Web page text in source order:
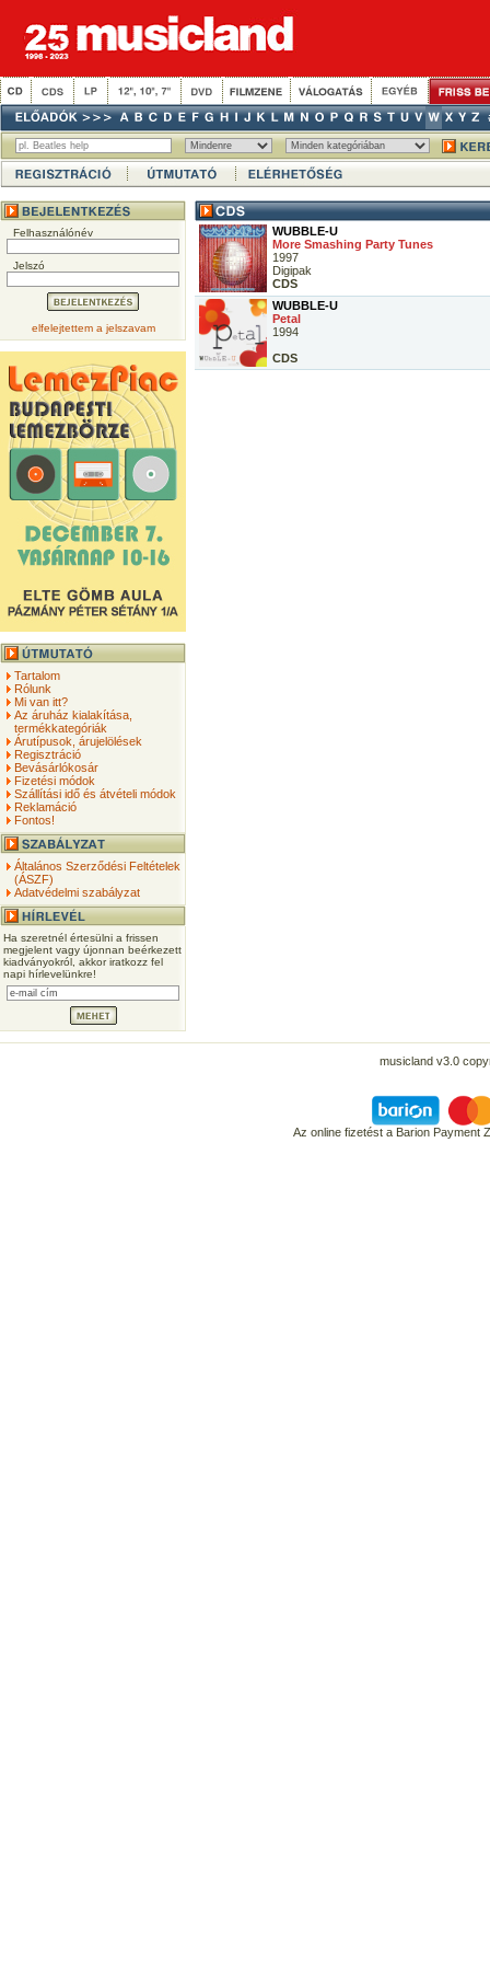
Felhasználónév
Jelszó
elfelejtettem a jelszavam
Tartalom
Rólunk
Mi van itt?
Az áruház kialakítása,
termékkategóriák
Árutípusok, árujelölések
Regisztráció
Bevásárlókosár
Fizetési módok
Szállítási idő és átvételi módok
Reklamáció
Fontos!
Általános Szerződési Feltételek
(ÁSZF)
Adatvédelmi szabályzat
Ha szeretnél értesülni a frissen
megjelent vagy újonnan beérkezett
kiadványokról, akkor iratkozz fel
napi hírlevelünkre!
WUBBLE-U
More Smashing Party Tunes
1997
Digipak
CDS
WUBBLE-U
Petal
1994
CDS
musicland v3.0
Az online fizetést a Barion Payment